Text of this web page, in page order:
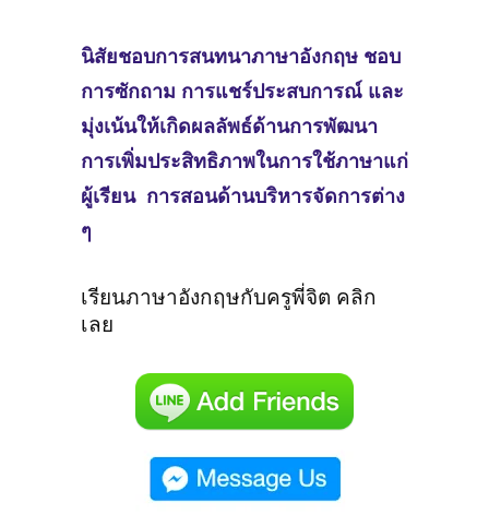
นิสัยชอบการสนทนาภาษาอังกฤษ ชอบ
การซักถาม การแชร์ประสบการณ์ และ
มุ่งเน้นให้เกิดผลลัพธ์ด้านการพัฒนา
การเพิ่มประสิทธิภาพในการใช้ภาษาแก่
ผู้เรียน การสอนด้านบริหารจัดการต่าง
ๆ
เรียนภาษาอังกฤษกับครูพี่จิต คลิก
เลย